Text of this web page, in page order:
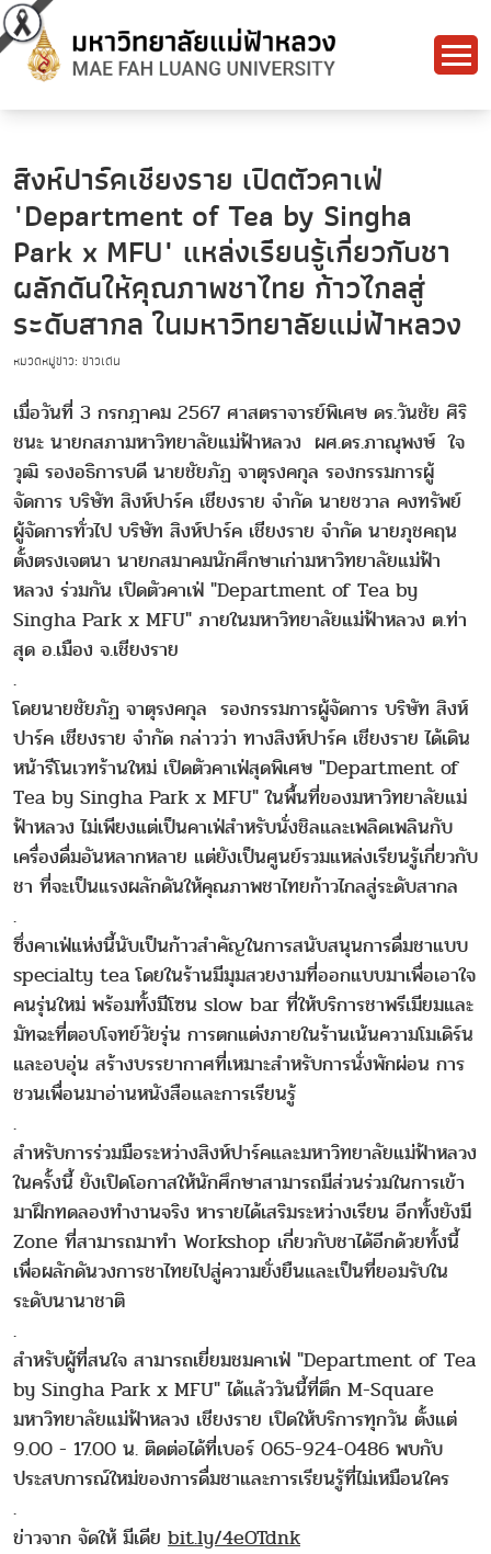
สิงห์ปาร์คเชียงราย เปิดตัวคาเฟ่
"Department of Tea by Singha
Park x MFU" แหล่งเรียนรู้เกี่ยวกับชา
ผลักดันให้คุณภาพชาไทย ก้าวไกลสู่
ระดับสากล ในมหาวิทยาลัยแม่ฟ้าหลวง
หมวดหมู่ข่าว: ข่าวเด่น
เมื่อวันที่ 3 กรกฎาคม 2567 ศาสตราจารย์พิเศษ ดร.วันชัย ศิริ
ชนะ นายกสภามหาวิทยาลัยแม่ฟ้าหลวง ผศ.ดร.ภาณุพงษ์ ใจ
วุฒิ รองอธิการบดี นายชัยภัฏ จาตุรงคกุล รองกรรมการผู้
จัดการ บริษัท สิงห์ปาร์ค เชียงราย จำกัด นายชวาล คงทรัพย์
ผู้จัดการทั่วไป บริษัท สิงห์ปาร์ค เชียงราย จำกัด นายภุชคฤน
ตั้งตรงเจตนา นายกสมาคมนักศึกษาเก่ามหาวิทยาลัยแม่ฟ้า
หลวง ร่วมกัน เปิดตัวคาเฟ่ "Department of Tea by
Singha Park x MFU" ภายในมหาวิทยาลัยแม่ฟ้าหลวง ต.ท่า
สุด อ.เมือง จ.เชียงราย
.
โดยนายชัยภัฏ จาตุรงคกุล รองกรรมการผู้จัดการ บริษัท สิงห์
ปาร์ค เชียงราย จำกัด กล่าวว่า ทางสิงห์ปาร์ค เชียงราย ได้เดิน
หน้ารีโนเวทร้านใหม่ เปิดตัวคาเฟ่สุดพิเศษ "Department of
Tea by Singha Park x MFU" ในพื้นที่ของมหาวิทยาลัยแม่
ฟ้าหลวง ไม่เพียงแต่เป็นคาเฟ่สำหรับนั่งชิลและเพลิดเพลินกับ
เครื่องดื่มอันหลากหลาย แต่ยังเป็นศูนย์รวมแหล่งเรียนรู้เกี่ยวกับ
ชา ที่จะเป็นแรงผลักดันให้คุณภาพชาไทยก้าวไกลสู่ระดับสากล
.
ซึ่งคาเฟ่แห่งนี้นับเป็นก้าวสำคัญในการสนับสนุนการดื่มชาแบบ
specialty tea โดยในร้านมีมุมสวยงามที่ออกแบบมาเพื่อเอาใจ
คนรุ่นใหม่ พร้อมทั้งมีโซน slow bar ที่ให้บริการชาพรีเมียมและ
มัทฉะที่ตอบโจทย์วัยรุ่น การตกแต่งภายในร้านเน้นความโมเดิร์น
และอบอุ่น สร้างบรรยากาศที่เหมาะสำหรับการนั่งพักผ่อน การ
ชวนเพื่อนมาอ่านหนังสือและการเรียนรู้
.
สำหรับการร่วมมือระหว่างสิงห์ปาร์คและมหาวิทยาลัยแม่ฟ้าหลวง
ในครั้งนี้ ยังเปิดโอกาสให้นักศึกษาสามารถมีส่วนร่วมในการเข้า
มาฝึกทดลองทำงานจริง หารายได้เสริมระหว่างเรียน อีกทั้งยังมี
Zone ที่สามารถมาทำ Workshop เกี่ยวกับชาได้อีกด้วยทั้งนี้
เพื่อผลักดันวงการชาไทยไปสู่ความยั่งยืนและเป็นที่ยอมรับใน
ระดับนานาชาติ
.
สำหรับผู้ที่สนใจ สามารถเยี่ยมชมคาเฟ่ "Department of Tea
by Singha Park x MFU" ได้แล้ววันนี้ที่ตึก M-Square
มหาวิทยาลัยแม่ฟ้าหลวง เชียงราย เปิดให้บริการทุกวัน ตั้งแต่
9.00 - 17.00 น. ติดต่อได้ที่เบอร์ 065-924-0486 พบกับ
ประสบการณ์ใหม่ของการดื่มชาและการเรียนรู้ที่ไม่เหมือนใคร
.
ข่าวจาก จัดให้ มีเดีย bit.ly/4eOTdnk